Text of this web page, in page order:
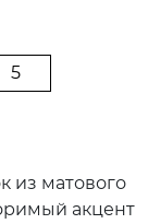
5
из матового
акцент